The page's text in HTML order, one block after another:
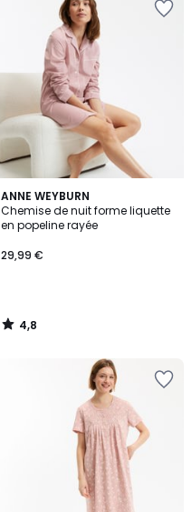
ANNE WEYBURN
Chemise de nuit forme liquette
en popeline rayée
29,99 €
4,8
/ 5
4,8
/